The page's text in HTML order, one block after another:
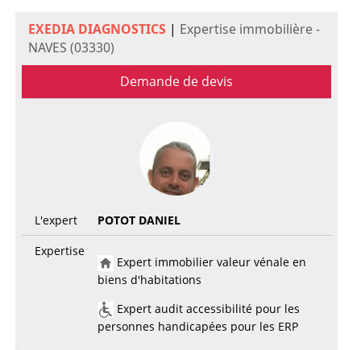
EXEDIA DIAGNOSTICS | Expertise immobilière -
NAVES (03330)
Demande de devis
L'expert
POTOT DANIEL
Expertise
Expert immobilier valeur vénale en
biens d'habitations
Expert audit accessibilité pour les
personnes handicapées pour les ERP